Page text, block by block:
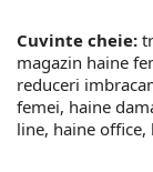
Cuvinte cheie:
magazin haine
reduceri
femei, haine
line, haine office,